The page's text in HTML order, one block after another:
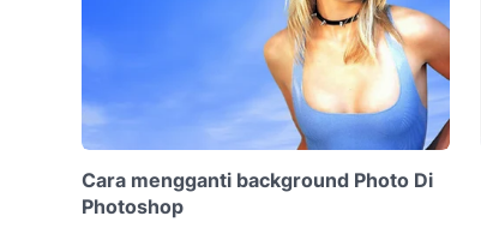
Cara mengganti background Photo Di
Photoshop